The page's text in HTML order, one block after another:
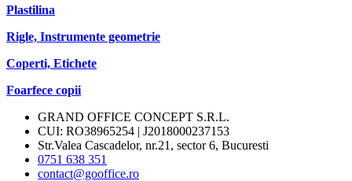
Plastilina
Rigle, Instrumente geometrie
Coperti, Etichete
Foarfece copii
GRAND OFFICE CONCEPT S.R.L.
CUI: RO38965254 | J2018000237153
Str.Valea Cascadelor, nr.21, sector 6, Bucuresti
0751 638 351
contact@gooffice.ro